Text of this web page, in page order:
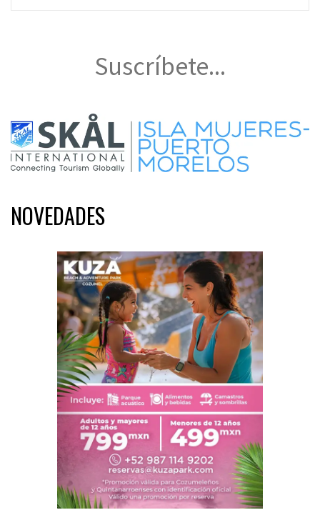
Suscríbete...
NOVEDADES